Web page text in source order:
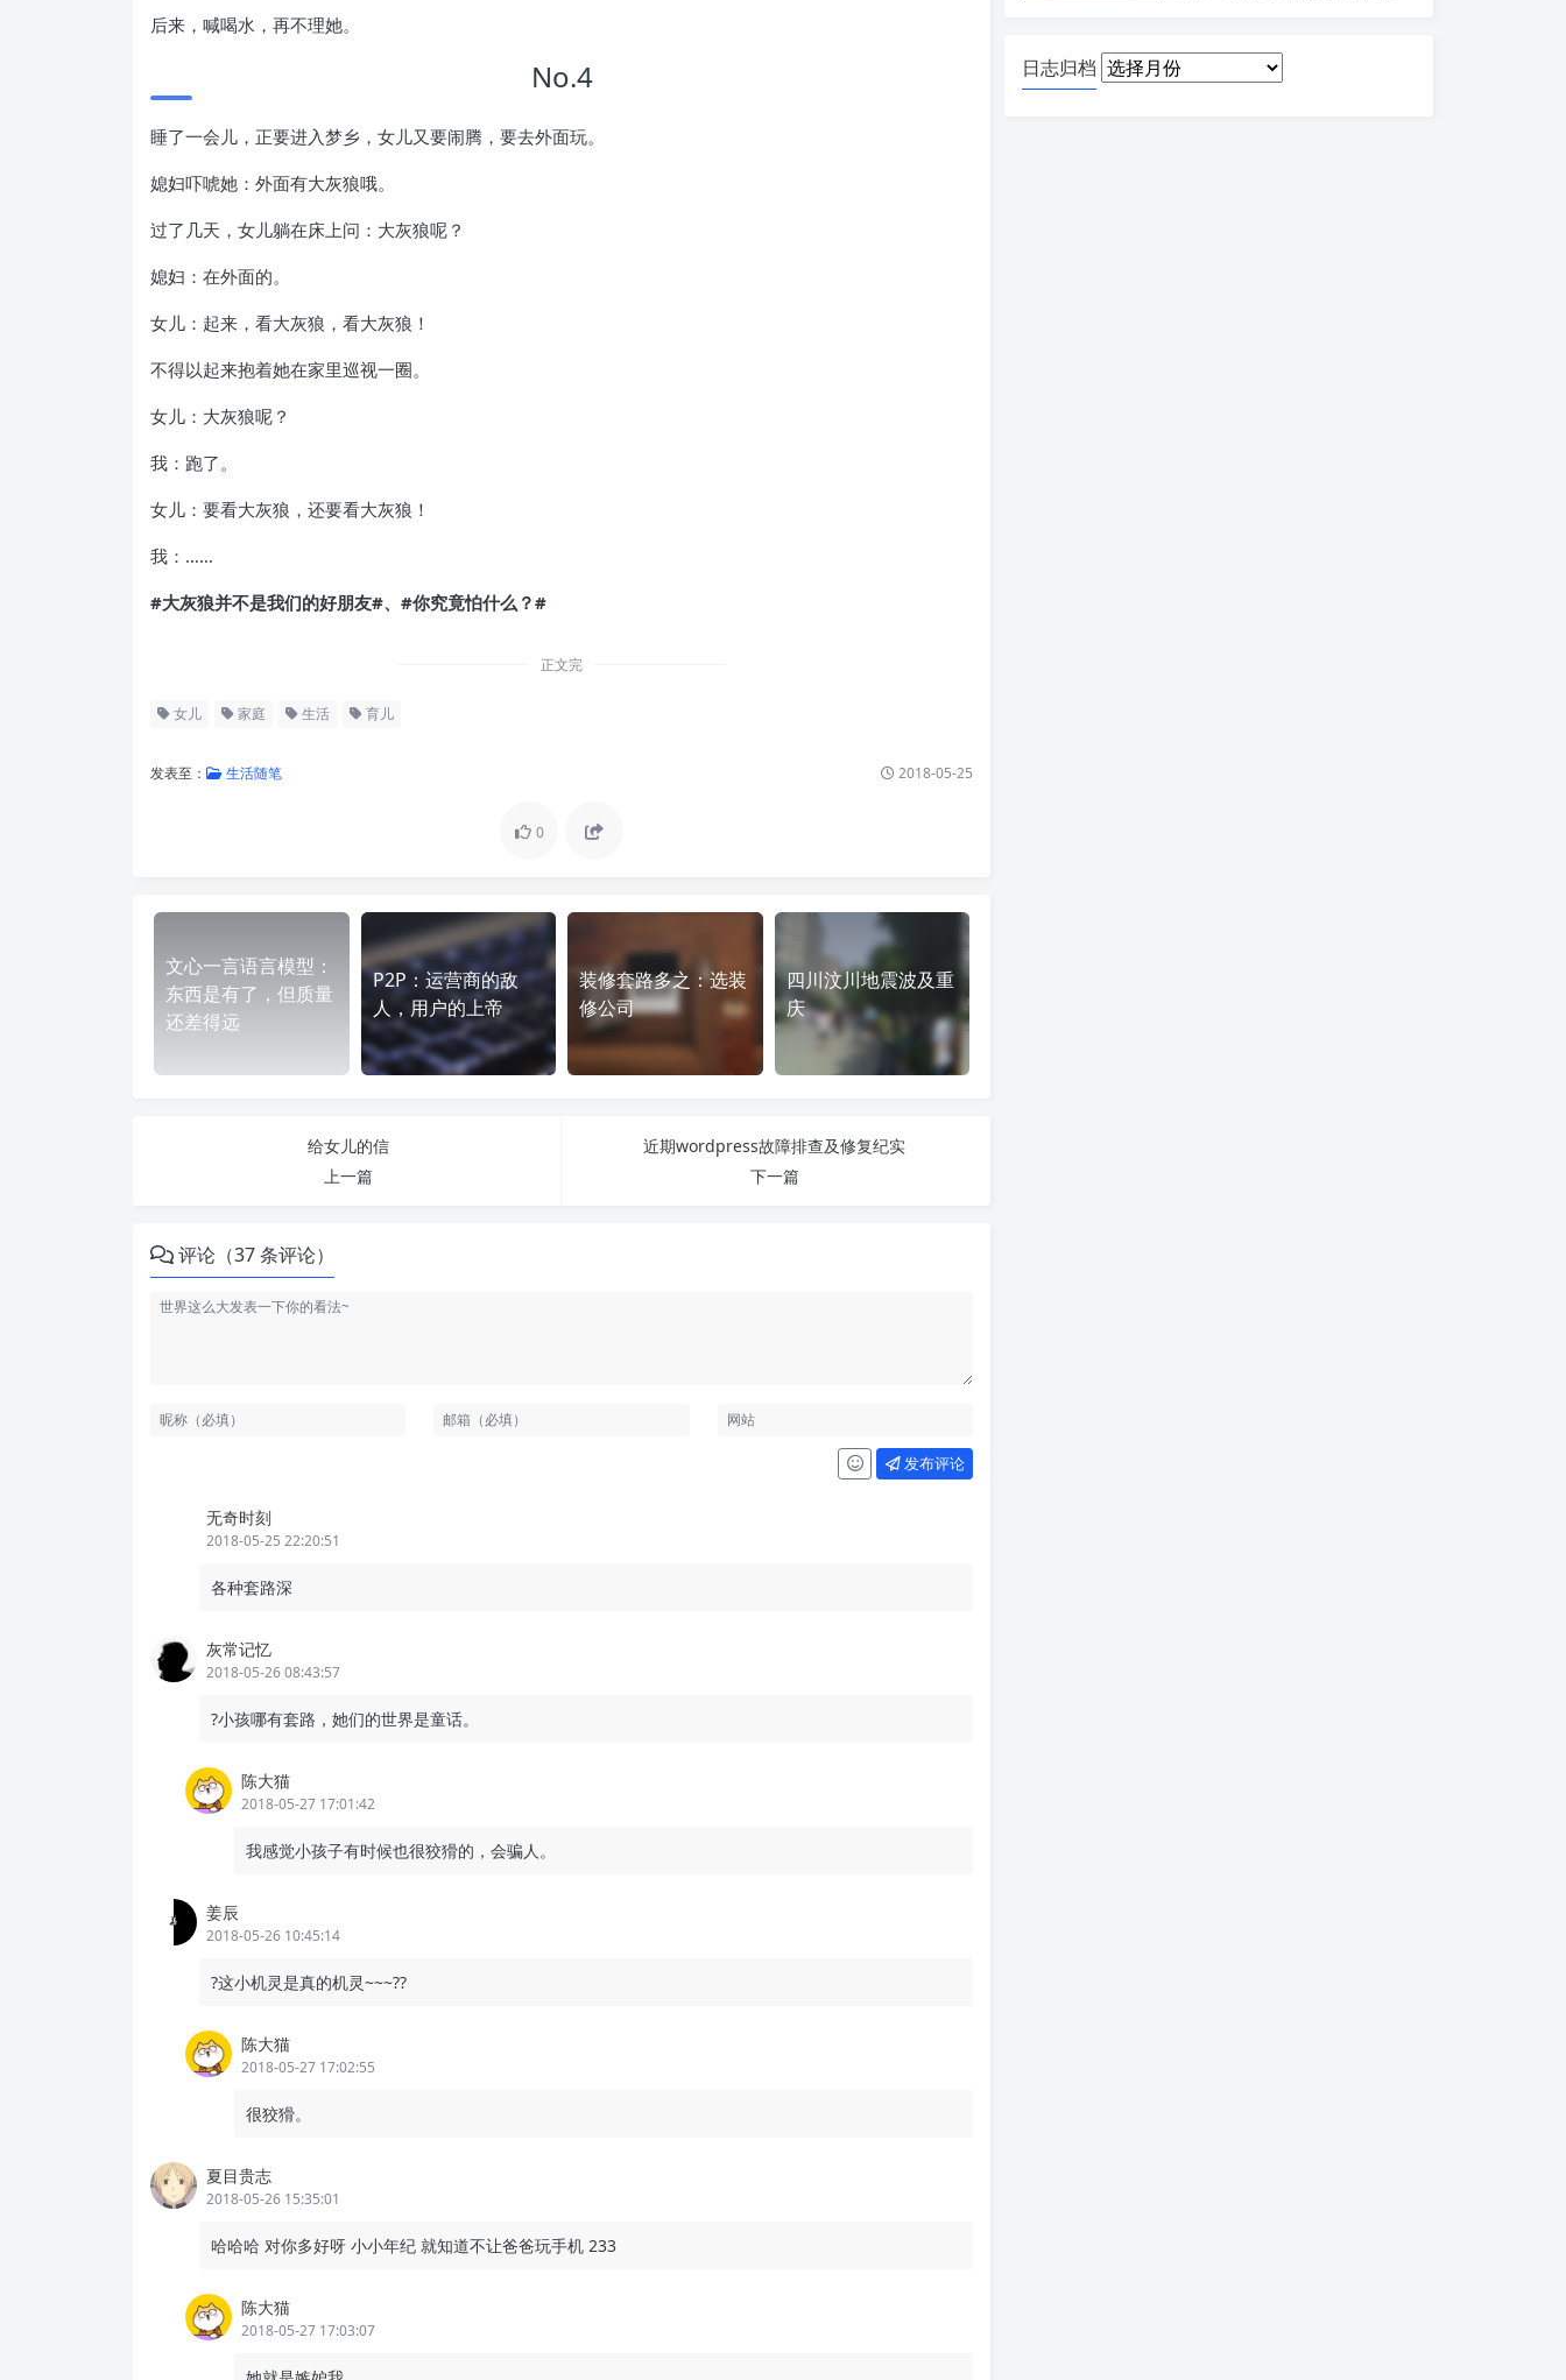
后来，喊喝水，再不理她。
No.4
睡了一会儿，正要进入梦乡，女儿又要闹腾，要去外面玩。
媳妇吓唬她：外面有大灰狼哦。
过了几天，女儿躺在床上问：大灰狼呢？
媳妇：在外面的。
女儿：起来，看大灰狼，看大灰狼！
不得以起来抱着她在家里巡视一圈。
女儿：大灰狼呢？
我：跑了。
女儿：要看大灰狼，还要看大灰狼！
我：……
#大灰狼并不是我们的好朋友#、#你究竟怕什么？#
正文完
女儿 家庭 生活 育儿
发表至： 生活随笔 2018-05-25
0
文心一言语言模型：
东西是有了，但质量
还差得远
P2P：运营商的敌
人，用户的上帝
装修套路多之：选装
修公司
四川汶川地震波及重
庆
给女儿的信
上一篇
近期wordpress故障排查及修复纪实
下一篇
评论（37 条评论）
发布评论
无奇时刻
2018-05-25 22:20:51
各种套路深
灰常记忆
2018-05-26 08:43:57
?小孩哪有套路，她们的世界是童话。
陈大猫
2018-05-27 17:01:42
我感觉小孩子有时候也很狡猾的，会骗人。
姜辰
2018-05-26 10:45:14
?这小机灵是真的机灵~~~??
陈大猫
2018-05-27 17:02:55
很狡猾。
夏目贵志
2018-05-26 15:35:01
哈哈哈 对你多好呀 小小年纪 就知道不让爸爸玩手机 233
陈大猫
2018-05-27 17:03:07
日志归档 日